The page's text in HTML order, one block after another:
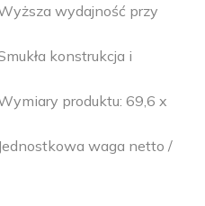
wydajność przy
konstrukcja i
produktu: 69,6 x
Jednostkowa waga netto /